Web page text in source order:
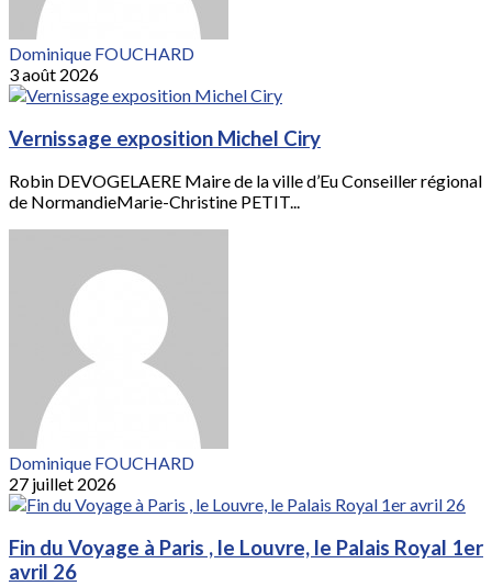
Dominique FOUCHARD
3 août 2026
Vernissage exposition Michel Ciry
Robin DEVOGELAERE Maire de la ville d’Eu Conseiller régional
de NormandieMarie-Christine PETIT...
Dominique FOUCHARD
27 juillet 2026
Fin du Voyage à Paris , le Louvre, le Palais Royal 1er
avril 26